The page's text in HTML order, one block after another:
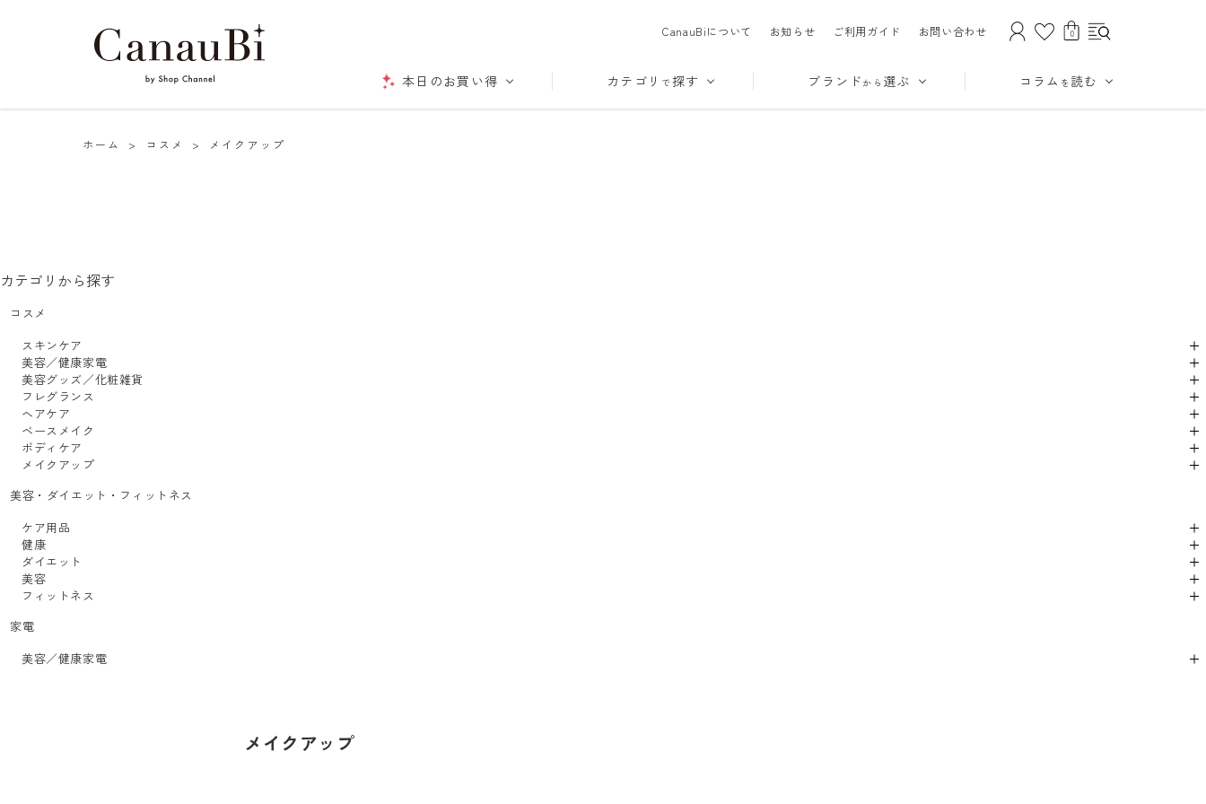
CanauBiについて お知らせ ご利用ガイド お問い合わせ 0
本日のお買い得 カテゴリ で探す ブランド から 選ぶ コラム を読む
ホーム > コスメ > メイクアップ
カテゴリから探す
コスメ
スキンケア
美容／健康家電
美容グッズ／化粧雑貨
フレグランス
ヘアケア
ベースメイク
ボディケア
メイクアップ
美容・ダイエット・フィットネス
ケア用品
健康
ダイエット
美容
フィットネス
家電
美容／健康家電
メイクアップ